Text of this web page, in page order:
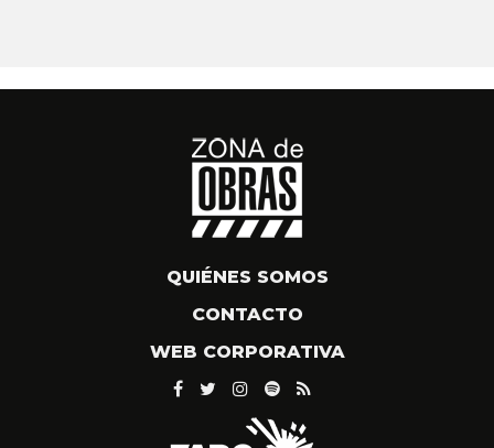
QUIÉNES SOMOS
CONTACTO
WEB CORPORATIVA